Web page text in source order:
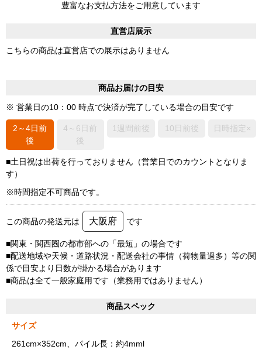
豊富なお支払方法をご用意しています
直営店展示
こちらの商品は直営店での展示はありません
商品お届けの目安
※ 営業日の10：00 時点で決済が完了している場合の目安です
2～4日前
後
4～6日前
後
1週間前後 10日前後 日時指定×
■土日祝は出荷を行っておりません（営業日でのカウントとなりま
す）
※時間指定不可商品です。
この商品の発送元は 大阪府 です
■関東・関西圏の都市部への「最短」の場合です
■配送地域や天候・道路状況・配送会社の事情（荷物量過多）等の関
係で目安より日数が掛かる場合があります
■商品は全て一般家庭用です（業務用ではありません）
商品スペック
サイズ
261cm×352cm、パイル長：約4mml